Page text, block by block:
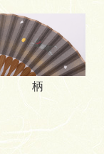
柄